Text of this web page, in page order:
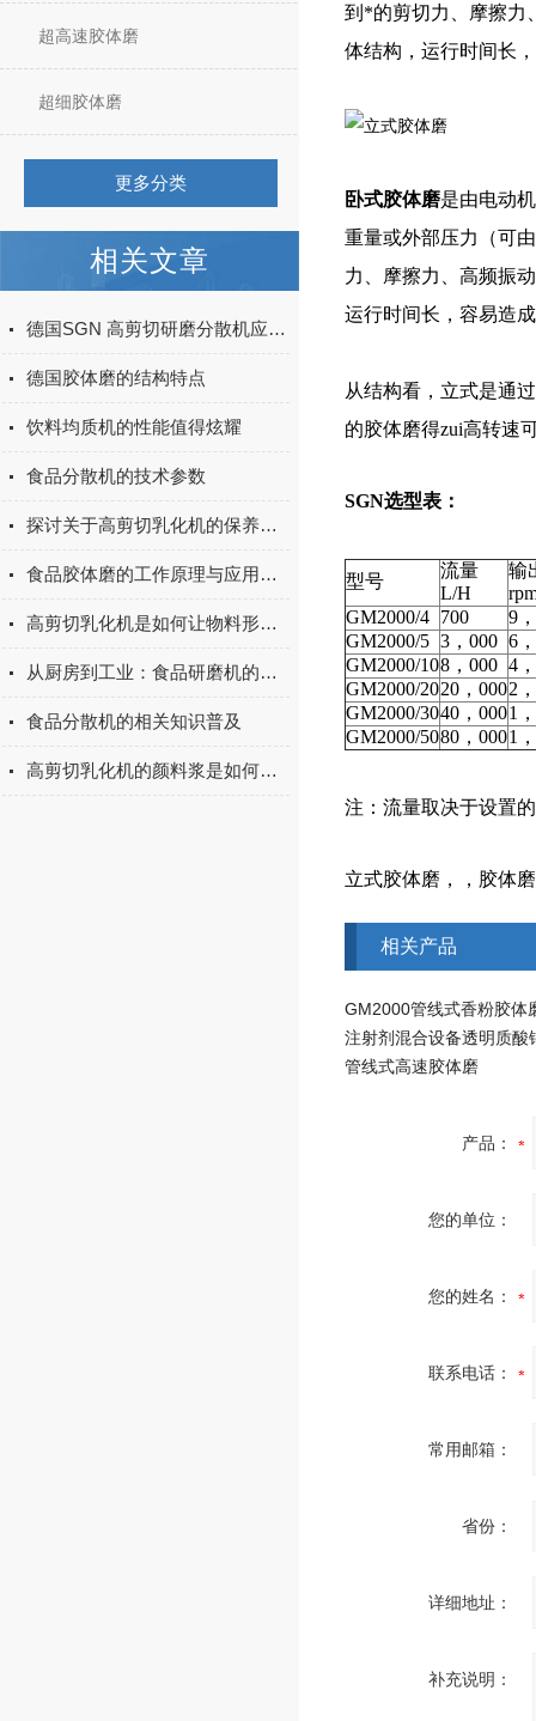
超高速胶体磨
超细胶体磨
更多分类
相关文章
德国SGN 高剪切研磨分散机应用在水煤浆生产中
德国胶体磨的结构特点
饮料均质机的性能值得炫耀
食品分散机的技术参数
探讨关于高剪切乳化机的保养方法和清洗方法
食品胶体磨的工作原理与应用领域
高剪切乳化机是如何让物料形成乳化状态的
从厨房到工业：食品研磨机的多场景应用
食品分散机的相关知识普及
高剪切乳化机的颜料浆是如何运动的？
到*的剪切力、摩擦力
体结构，运行时间长
卧式胶体磨是由电动
重量或外部压力（可
力、摩擦力、高频振
运行时间长，容易造
从结构看，立式是通
的胶体磨得zui高转速
SGN选型表：
型号
流量
L/H
输
GM2000/4 700
9
GM2000/5 3，000 6
GM2000/108，000 4
GM2000/2020，0002
GM2000/3040，0001
GM2000/5080，0001
注：流量取决于设置
立式胶体磨，，胶体
相关产品
GM2000管线式香粉胶体
管线式高速胶体磨
产品：
您的单位：
您的姓名：
联系电话：
常用邮箱：
省份：
详细地址：
补充说明：